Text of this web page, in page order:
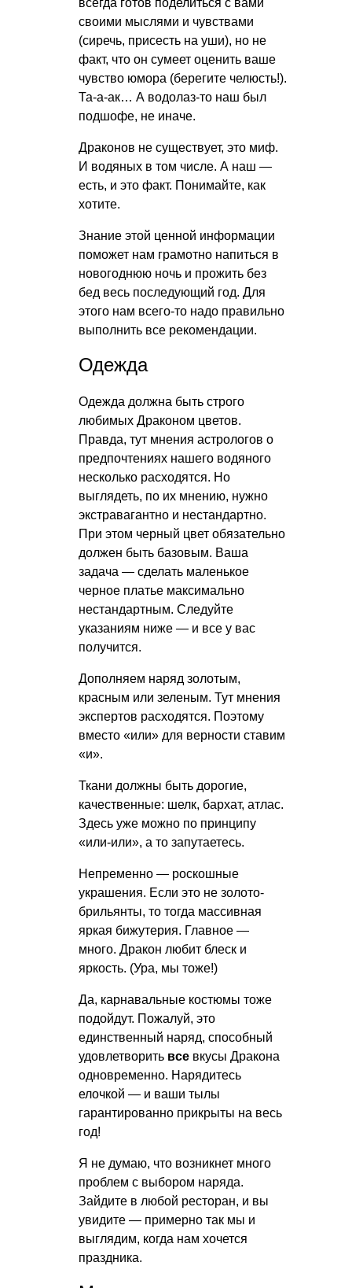
всегда готов поделиться с вами
своими мыслями и чувствами
(сиречь, присесть на уши), но не
факт, что он сумеет оценить ваше
чувство юмора (берегите челюсть!).
Та-а-ак… А водолаз-то наш был
подшофе, не иначе.
Драконов не существует, это миф.
И водяных в том числе. А наш —
есть, и это факт. Понимайте, как
хотите.
Знание этой ценной информации
поможет нам грамотно напиться в
новогоднюю ночь и прожить без
бед весь последующий год. Для
этого нам всего-то надо правильно
выполнить все рекомендации.
Одежда
Одежда должна быть строго
любимых Драконом цветов.
Правда, тут мнения астрологов о
предпочтениях нашего водяного
несколько расходятся. Но
выглядеть, по их мнению, нужно
экстравагантно и нестандартно.
При этом черный цвет обязательно
должен быть базовым. Ваша
задача — сделать маленькое
черное платье максимально
нестандартным. Следуйте
указаниям ниже — и все у вас
получится.
Дополняем наряд золотым,
красным или зеленым. Тут мнения
экспертов расходятся. Поэтому
вместо «или» для верности ставим
«и».
Ткани должны быть дорогие,
качественные: шелк, бархат, атлас.
Здесь уже можно по принципу
«или-или», а то запутаетесь.
Непременно — роскошные
украшения. Если это не золото-
брильянты, то тогда массивная
яркая бижутерия. Главное —
много. Дракон любит блеск и
яркость. (Ура, мы тоже!)
Да, карнавальные костюмы тоже
подойдут. Пожалуй, это
единственный наряд, способный
удовлетворить все вкусы Дракона
одновременно. Нарядитесь
елочкой — и ваши тылы
гарантированно прикрыты на весь
год!
Я не думаю, что возникнет много
проблем с выбором наряда.
Зайдите в любой ресторан, и вы
увидите — примерно так мы и
выглядим, когда нам хочется
праздника.